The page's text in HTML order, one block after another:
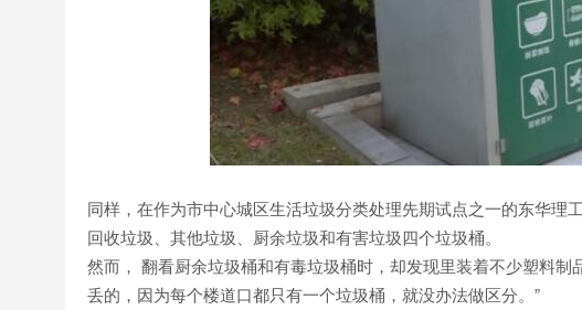
同样，在作为市中心城区生活垃圾分类处理先期试点之一的东华
回收垃圾、其他垃圾、厨余垃圾和有害垃圾四个垃圾桶。
然而， 翻看厨余垃圾桶和有毒垃圾桶时，却发现里装着不少塑料
丢的，因为每个楼道口都只有一个垃圾桶，就没办法做区分。”